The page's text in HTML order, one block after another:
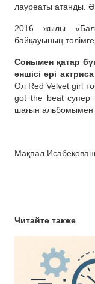
лауреаты атанды.
2016 жылы
байқауының
Сонымен қатар
әншісі әрі
Ол Red Velvet girl
got the beat
шағын альбомымен
Мақпал
Читайте также